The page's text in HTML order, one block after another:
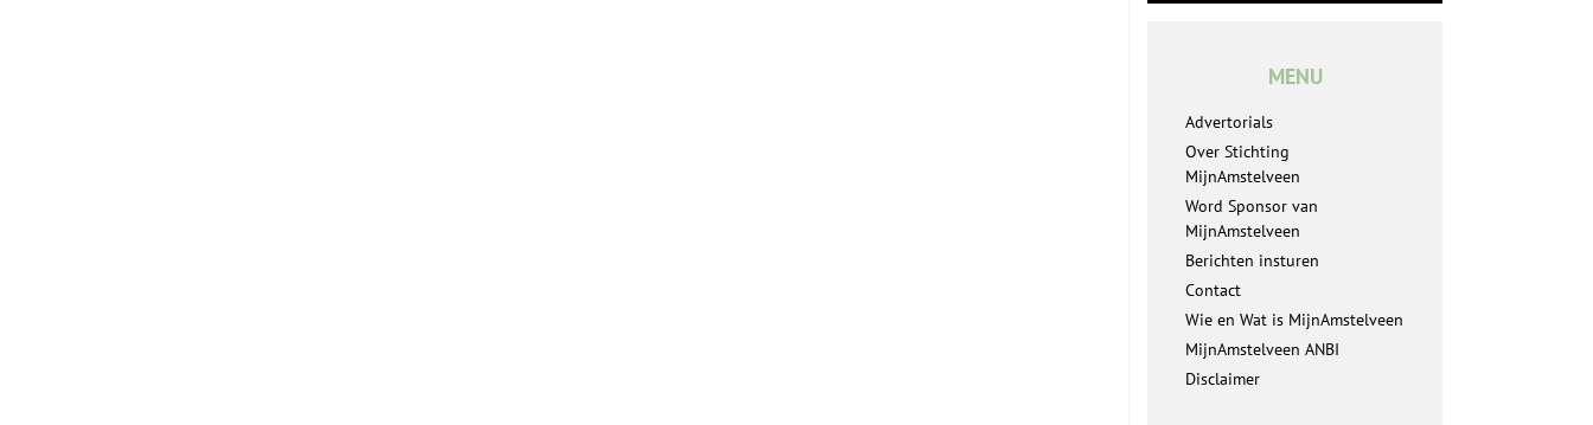
MENU
Advertorials
Over Stichting
MijnAmstelveen
Word Sponsor van
MijnAmstelveen
Berichten insturen
Contact
Wie en Wat is MijnAmstelveen
MijnAmstelveen ANBI
Disclaimer